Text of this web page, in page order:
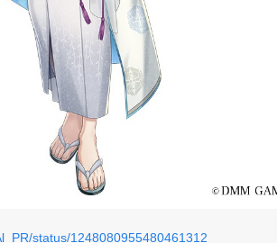
status/1248080955480461312